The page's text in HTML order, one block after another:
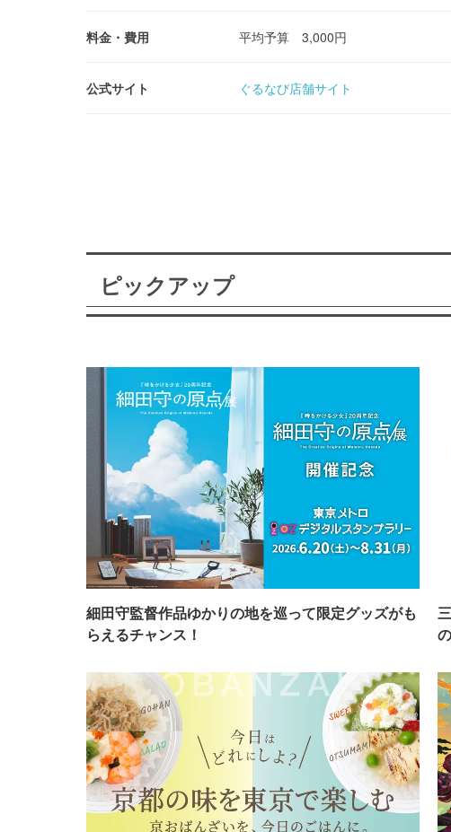
料金・費用 平均予算 3,000円
公式サイト ぐるなび店舗サイト
ピックアップ
細田守監督作品ゆかりの地を巡って限定グッズがも
らえるチャンス！